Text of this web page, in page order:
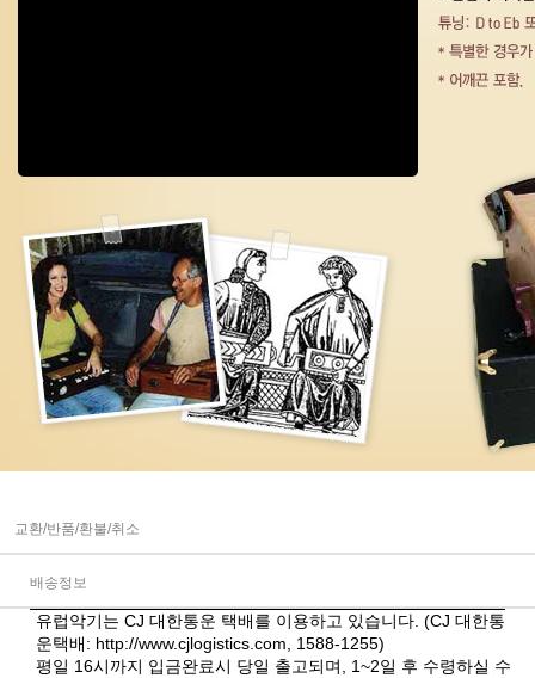
교환/반품/환불/취소
배송정보
유럽악기는 CJ 대한통운 택배를 이용하고 있습니다. (CJ 대한통
운택배: http://www.cjlogistics.com , 1588-1255)
평일 16시까지 입금완료시 당일 출고되며, 1~2일 후 수령하실 수